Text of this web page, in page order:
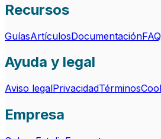
Recursos
GuíasArtículosDocumentaciónFAQ
Ayuda y legal
Aviso legalPrivacidadTérminos
Empresa